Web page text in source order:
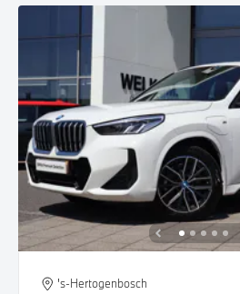
's-Hertogenbosch